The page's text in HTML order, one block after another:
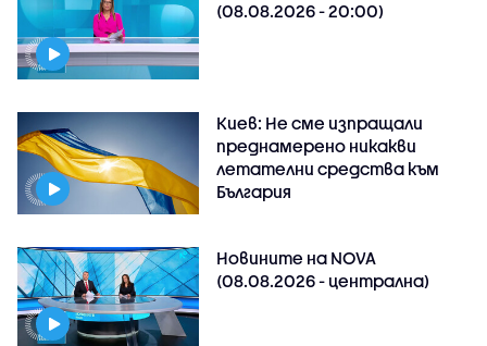
(08.08.2026 - 20:00)
Киев: Не сме изпращали
преднамерено никакви
летателни средства към
България
Новините на NOVA
(08.08.2026 - централна)